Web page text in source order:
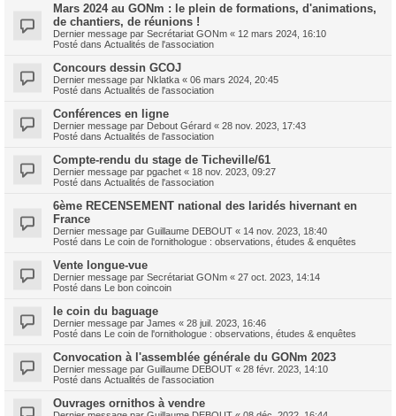
Mars 2024 au GONm : le plein de formations, d'animations,
de chantiers, de réunions !
Dernier message par Secrétariat GONm « 12 mars 2024, 16:10
Posté dans Actualités de l'association
Concours dessin GCOJ
Dernier message par Nklatka « 06 mars 2024, 20:45
Posté dans Actualités de l'association
Conférences en ligne
Dernier message par Debout Gérard « 28 nov. 2023, 17:43
Posté dans Actualités de l'association
Compte-rendu du stage de Ticheville/61
Dernier message par pgachet « 18 nov. 2023, 09:27
Posté dans Actualités de l'association
6ème RECENSEMENT national des laridés hivernant en
France
Dernier message par Guillaume DEBOUT « 14 nov. 2023, 18:40
Posté dans Le coin de l'ornithologue : observations, études & enquêtes
Vente longue-vue
Dernier message par Secrétariat GONm « 27 oct. 2023, 14:14
Posté dans Le bon coincoin
le coin du baguage
Dernier message par James « 28 juil. 2023, 16:46
Posté dans Le coin de l'ornithologue : observations, études & enquêtes
Convocation à l'assemblée générale du GONm 2023
Dernier message par Guillaume DEBOUT « 28 févr. 2023, 14:10
Posté dans Actualités de l'association
Ouvrages ornithos à vendre